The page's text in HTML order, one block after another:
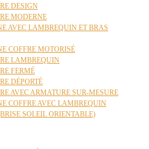
DESIGN
MODERNE
AVEC LAMBREQUIN ET BRAS
COFFRE MOTORISÉ
LAMBREQUIN
FERMÉ
DÉPORTÉ
AVEC ARMATURE SUR-MESURE
COFFRE AVEC LAMBREQUIN
SOLEIL ORIENTABLE)